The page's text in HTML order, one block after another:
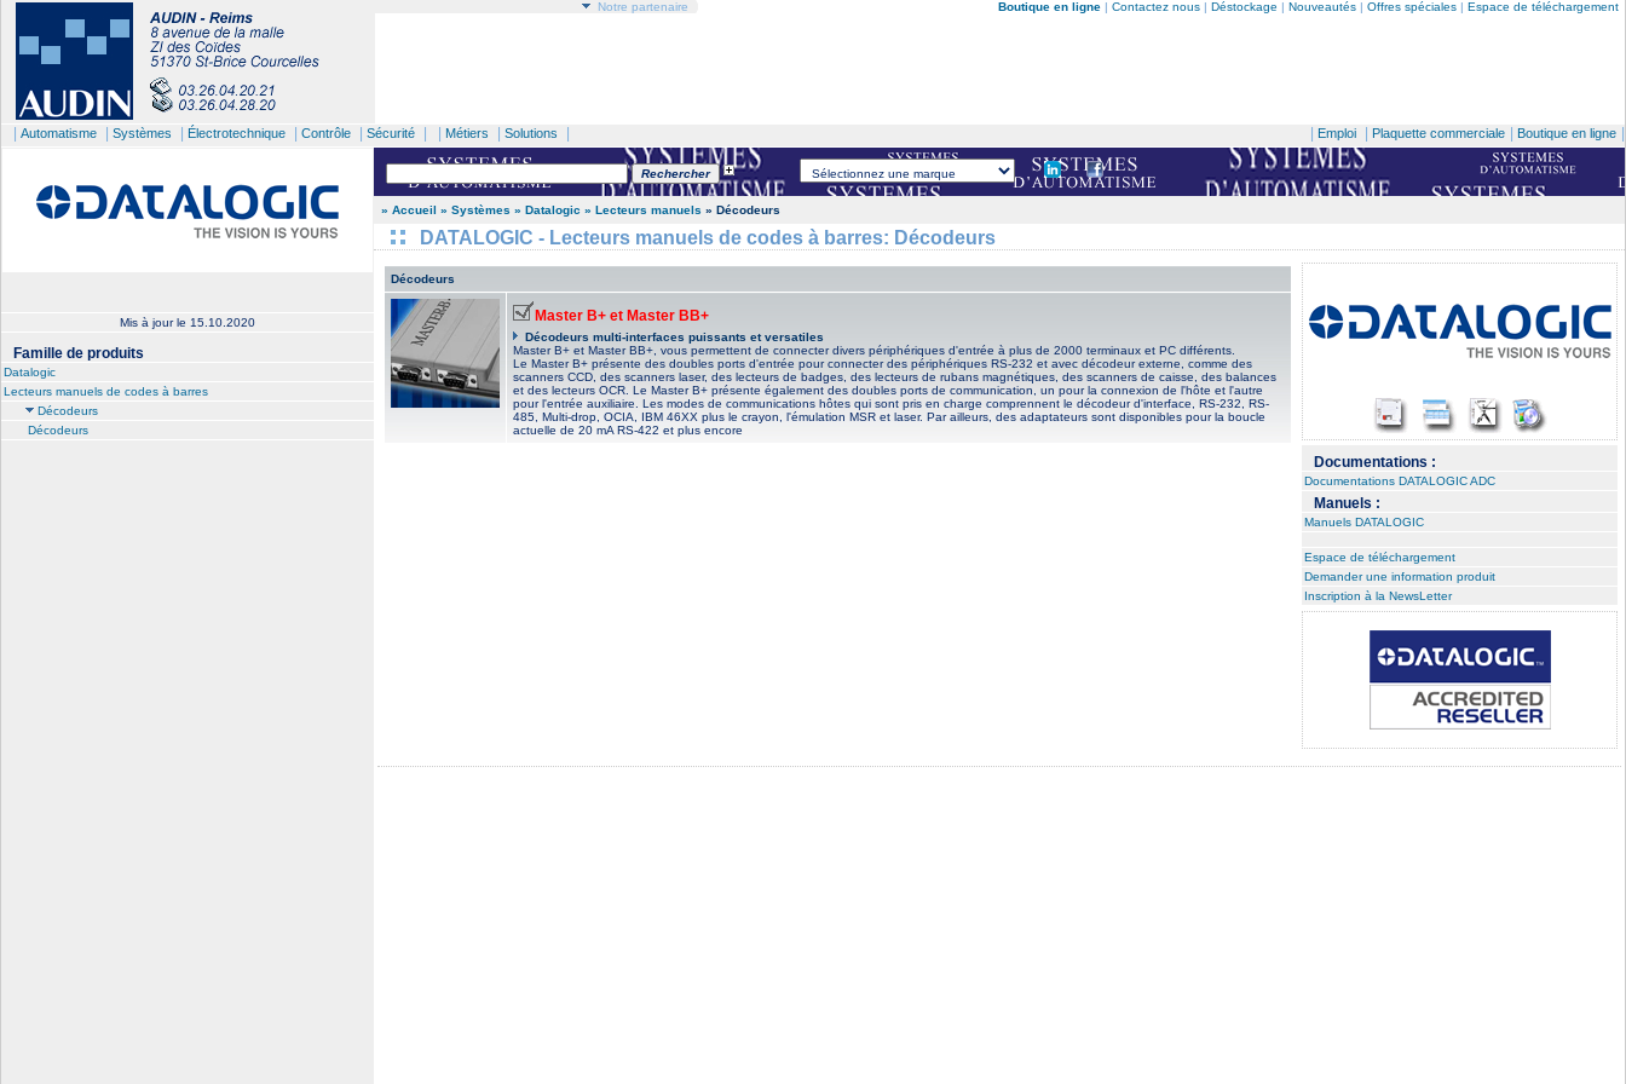
Notre partenaire Boutique en ligne | Contactez nous | Déstockage | Nouveautés | Offres spéciales | Espace de téléchargement
Emploi Plaquette commerciale Boutique en ligne
Automatisme Systèmes Électrotechnique Contrôle Sécurité Métiers Solutions
Mis à jour le 15.10.2020
Famille de produits
Datalogic
Lecteurs manuels de codes à barres
Décodeurs
Décodeurs
» Accueil » Systèmes » Datalogic » Lecteurs manuels » Décodeurs
DATALOGIC - Lecteurs manuels de codes à barres: Décodeurs
Décodeurs
Master B+ et Master BB+
Décodeurs multi-interfaces puissants et versatiles
Master B+ et Master BB+, vous permettent de connecter divers périphériques d'entrée à plus de 2000 terminaux et PC différents.
Le Master B+ présente des doubles ports d'entrée pour connecter des périphériques RS-232 et avec décodeur externe, comme des
scanners CCD, des scanners laser, des lecteurs de badges, des lecteurs de rubans magnétiques, des scanners de caisse, des balances
et des lecteurs OCR. Le Master B+ présente également des doubles ports de communication, un pour la connexion de l'hôte et l'autre
pour l'entrée auxiliaire. Les modes de communications hôtes qui sont pris en charge comprennent le décodeur d'interface, RS-232, RS-
485, Multi-drop, OCIA, IBM 46XX plus le crayon, l'émulation MSR et laser. Par ailleurs, des adaptateurs sont disponibles pour la boucle
actuelle de 20 mA RS-422 et plus encore
Documentations :
Documentations DATALOGIC ADC
Manuels :
Manuels DATALOGIC
Espace de téléchargement
Demander une information produit
Inscription à la NewsLetter